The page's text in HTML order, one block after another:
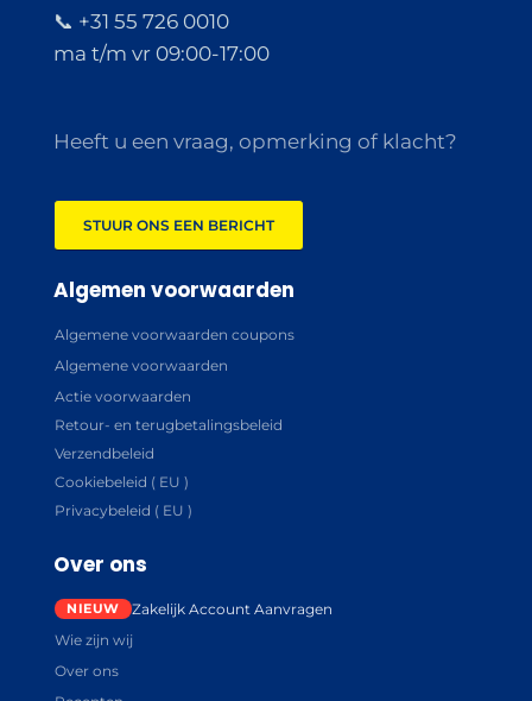
📞 +31 55 726 0010
ma t/m vr 09:00-17:00
Heeft u een vraag, opmerking of klacht?
STUUR ONS EEN BERICHT
Algemen voorwaarden
Algemene voorwaarden coupons
Algemene voorwaarden
Actie voorwaarden
Retour- en terugbetalingsbeleid
Verzendbeleid
Cookiebeleid ( EU )
Privacybeleid ( EU )
Over ons
Zakelijk Account Aanvragen
Wie zijn wij
Over ons